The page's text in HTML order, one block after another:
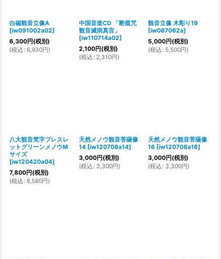
白磁観音立像A
[iw091002a02]
6,300円(税別)
(税込 : 6,930円)
中国音楽CD 「断瘟咒
観音滅病真言」
[iw110714a02]
2,100円(税別)
(税込 : 2,310円)
観音立像 木彫り19
[iw087062a]
5,000円(税別)
(税込 : 5,500円)
八大観音梵字ブレスレ
ットグリーンメノウM
サイズ
[iw120420a04]
7,800円(税別)
(税込 : 8,580円)
天然メノウ観音菩薩像
14 [iw120708a14]
3,000円(税別)
(税込 : 3,300円)
天然メノウ観音菩薩像
16 [iw120708a16]
3,000円(税別)
(税込 : 3,300円)